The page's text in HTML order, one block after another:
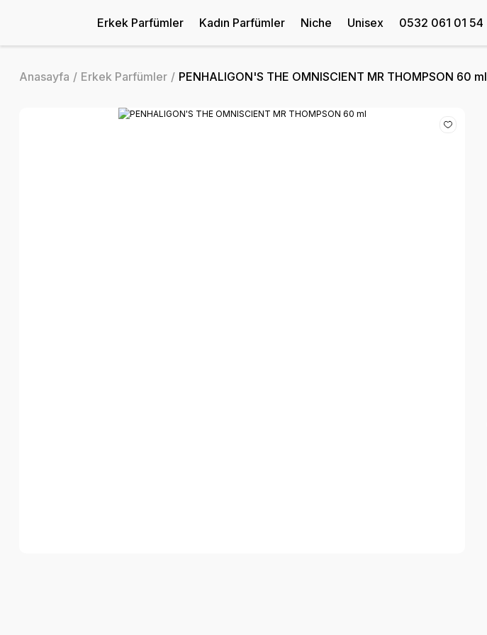
Erkek Parfümler Kadın Parfümler Niche Unisex 0532 061 01 54
Anasayfa Erkek Parfümler PENHALIGON'S THE OMNISCIENT MR THOMPSON 60 ml